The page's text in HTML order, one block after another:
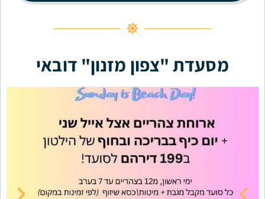
מסעדת "צפון מזנון" דובאי